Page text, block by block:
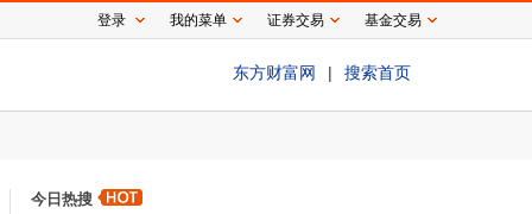
东方财富网 | 搜索首页
今日热搜
登录 我的菜单 证券交易 基金交易